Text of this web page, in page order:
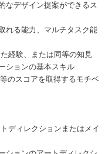
なデザイン提案ができるス
れる能力、マルチタスク能
経験、または同等の知見
ションの基本スキル
のスコアを取得するモチベ
ディレクションまたはメイ